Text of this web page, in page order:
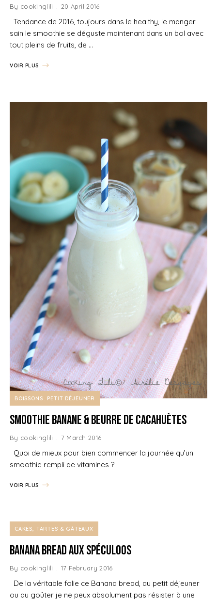
By cookinglili 20 April 2016
Tendance de 2016, toujours dans le healthy, le manger
sain le smoothie se déguste maintenant dans un bol avec
tout pleins de fruits, de …
VOIR PLUS
BOISSONS PETIT DÉJEUNER
Smoothie Banane & Beurre de Cacahuètes
By cookinglili 7 March 2016
Quoi de mieux pour bien commencer la journée qu’un
smoothie rempli de vitamines ?
VOIR PLUS
CAKES, TARTES & GÂTEAUX
Banana Bread aux Spéculoos
By cookinglili 17 February 2016
De la véritable folie ce Banana bread, au petit déjeuner
ou au goûter je ne peux absolument pas résister à une